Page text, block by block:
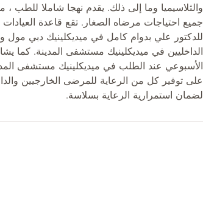
والثلاسيميا وما إلى ذلك. يقدم نهجا شاملا للطب ،
جميع احتياجات مرضاه الصغار. تقع قاعدة العيادات
للدكتور علي بدوام كامل في ميديكلينيك دبي مول
الداخليين في ميديكلينيك مستشفى المدينة. كما
الأسبوعي عند الطلب في ميديكلينيك مستشفى
على توفير كل من الرعاية للمرضى الخارجيين
لضمان استمرارية الرعاية بسلاسة.